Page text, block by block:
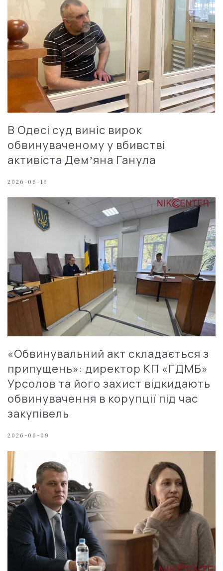
В Одесі суд виніс вирок
обвинуваченому у вбивстві
активіста Демʼяна Ганула
2026-06-19
«Обвинувальний акт складається з
припущень»: директор КП «ГДМБ»
Урсолов та його захист відкидають
обвинувачення в корупції під час
закупівель
2026-06-09